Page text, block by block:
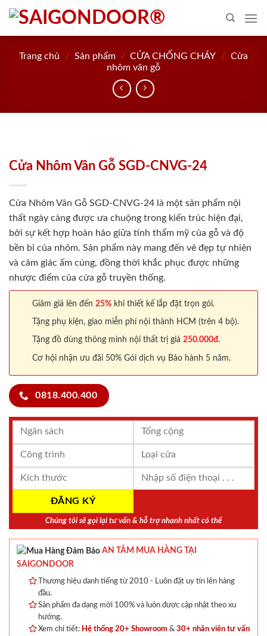
Skip
content
Trang chủ / Sản phẩm / CỬA CHỐNG CHÁY /
Cửa
nhôm vân gỗ
Cửa Nhôm Vân Gỗ SGD-CNVG-24
Cửa Nhôm Vân Gỗ SGD-CNVG-24 là một sản phẩm nội
thất ngày càng được ưa chuộng trong kiến trúc hiện đại,
bởi sự kết hợp hoàn hảo giữa tính thẩm mỹ của gỗ và độ
bền bỉ của nhôm. Sản phẩm này mang đến vẻ đẹp tự nhiên
và cảm giác ấm cúng, đồng thời khắc phục được những
nhược điểm của cửa gỗ truyền thống.
Giảm giá lên đến 25% khi thiết kế lắp đặt trọn gói.
Tặng phụ kiện, giao miễn phí nội thành HCM (trên 4 bộ).
Tặng đồ dùng thông minh nội thất trị giá 250.000đ.
Cơ hội nhận ưu đãi 50% Gói dịch vụ Bảo hành 5 năm.
0818.400.400
Chúng tôi sẽ gọi lại tư vấn & hỗ trợ nhanh nhất có thể
AN TÂM MUA HÀNG TẠI
SAIGONDOOR
Thương hiệu danh tiếng từ 2010 - Luôn đặt uy tín lên hàng
đầu.
Sản phẩm đa dạng mới 100% và luôn được cập nhật theo xu
hướng.
Xem chi tiết: Hệ thống 20+ Showroom & 30+ nhân viên tư vấn